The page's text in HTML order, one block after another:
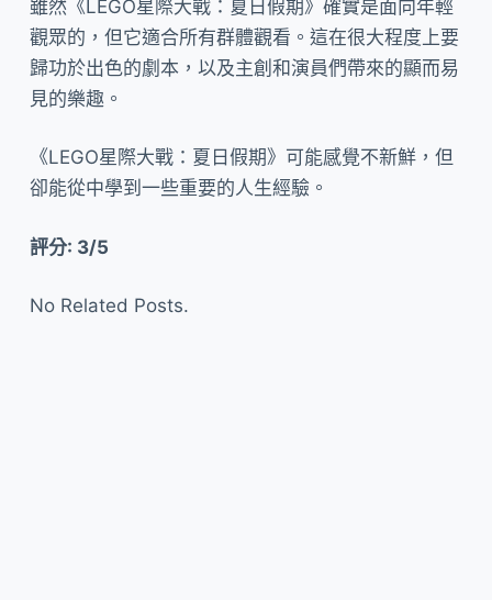
雖然《LEGO星際大戰：夏日假期》確實是面向年輕
觀眾的，但它適合所有群體觀看。這在很大程度上要
歸功於出色的劇本，以及主創和演員們帶來的顯而易
見的樂趣。
《LEGO星際大戰：夏日假期》可能感覺不新鮮，但
卻能從中學到一些重要的人生經驗。
評分: 3/5
No Related Posts.